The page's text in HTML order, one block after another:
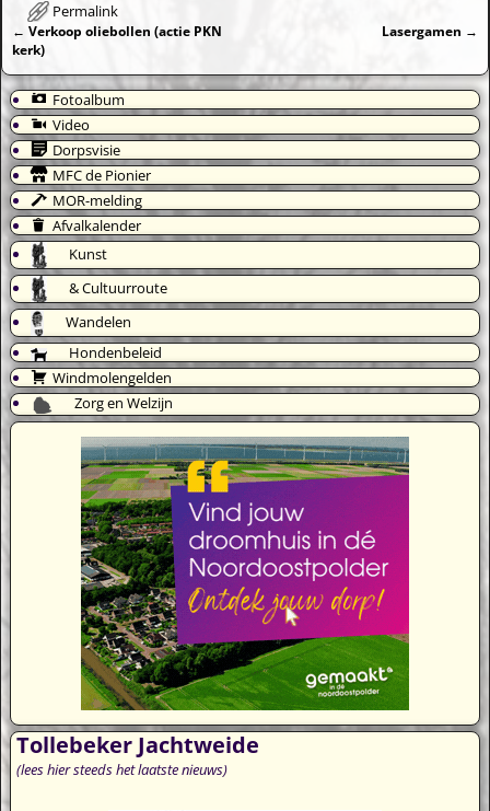
Permalink
Bericht navigatie
← Verkoop oliebollen (actie PKN
kerk)
Lasergamen →
Fotoalbum
Video
Dorpsvisie
MFC de Pionier
MOR-melding
Afvalkalender
Kunst
& Cultuurroute
Wandelen
Hondenbeleid
Windmolengelden
Zorg en Welzijn
Tollebeker Jachtweide
(lees hier steeds het laatste nieuws)